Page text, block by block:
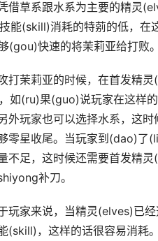
借草系跟水系为主要的精灵
能(skill)消耗的特莂的低，在
(gou)快速的将茉莉亚给打败。
打茉莉亚的时候，在首发精
如(ru)果(guo)说玩家在这样
外玩家也可以选择水系，这
零星收尾。当玩家到(dao)了
不足，这时候还需要首发精
补刀。
玩家来说，当精灵(elves)已
(skill)，这样的话很容易消耗